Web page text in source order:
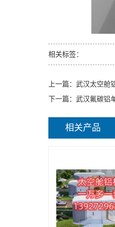
相关标签：
上一篇： 武汉太空舱
下一篇： 武汉氟碳铝
相关产品